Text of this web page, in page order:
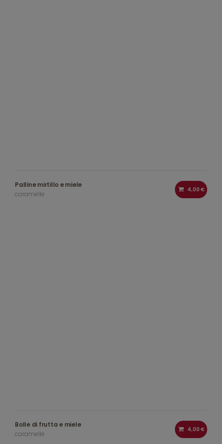
Palline mirtillo e miele
caramelle
4,00 €
Bolle di frutta e miele
caramelle
4,00 €